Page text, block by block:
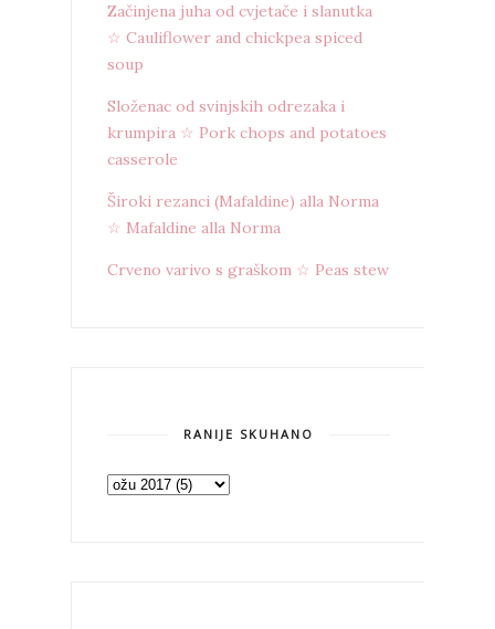
Začinjena juha od cvjetače i slanutka
☆ Cauliflower and chickpea spiced
soup
Složenac od svinjskih odrezaka i
krumpira ☆ Pork chops and potatoes
casserole
Široki rezanci (Mafaldine) alla Norma
☆ Mafaldine alla Norma
Crveno varivo s graškom ☆ Peas stew
RANIJE SKUHANO